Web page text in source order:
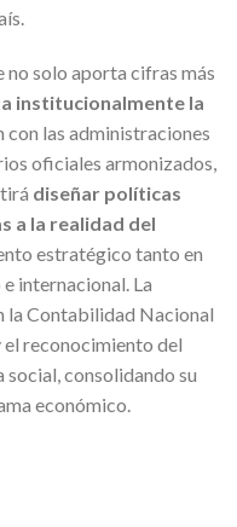
no solo aporta cifras más
institucionalmente la
con las administraciones
oficiales armonizados,
diseñar políticas
a la realidad del
estratégico tanto en
internacional. La
la Contabilidad Nacional
el reconocimiento del
consolidando su
económico.